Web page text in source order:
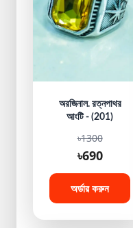
অরজিনাল. রত্নপাথর
আংটি - (201)
৳1300
৳690
অর্ডার করুন